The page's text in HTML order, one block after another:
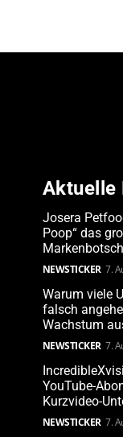
Aktuelle
Josera
Poop“ das
NEWSTICKER 7.
Warum viele
falsch
Wachstum
NEWSTICKER 7.
YouTube-
Kurzvideo-
NEWSTICKER 7.